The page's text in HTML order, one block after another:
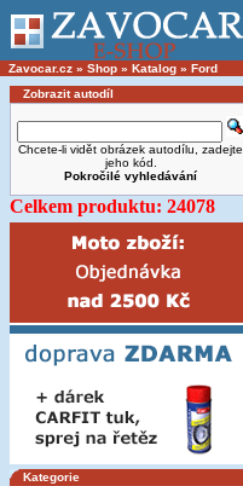
Zavocar.cz » Shop » Katalog » Ford
Zobrazit autodíl
Chcete-li vidět obrázek autodílu, zadejte
jeho kód.
Pokročilé vyhledávání
Celkem produktu: 24078
Kategorie